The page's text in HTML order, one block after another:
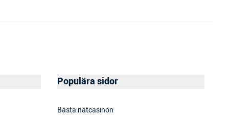
Populära sidor
Bästa nätcasinon